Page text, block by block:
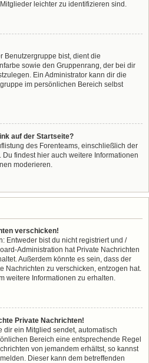
leichter zu identifizieren sind.
Benutzergruppe bist, dient die
sowie den Gruppenrang, der bei dir
Ein Administrator kann dir die
im persönlichen Bereich selbst
auf der Startseite?
des Forenteams, einschließlich der
findest hier auch weitere Informationen
moderieren.
verschicken!
Entweder bist du nicht registriert und /
Administration hat Private Nachrichten
Außerdem könnte es sein, dass der
Nachrichten zu verschicken, entzogen hat.
weitere Informationen zu erhalten.
Private Nachrichten!
dir ein Mitglied sendet, automatisch
Bereich eine entsprechende Regel
von jemandem erhältst, so kannst
Dieser kann dem betreffenden